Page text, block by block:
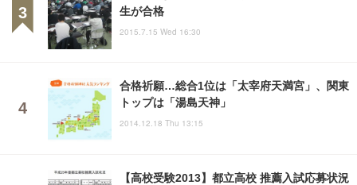
生が合格
2015.7.15 Wed 16:30
合格祈願…総合1位は「太宰府天満宮」、関東
トップは「湯島天神」
2014.12.18 Thu 13:15
【高校受験2013】都立高校 推薦入試応募状況